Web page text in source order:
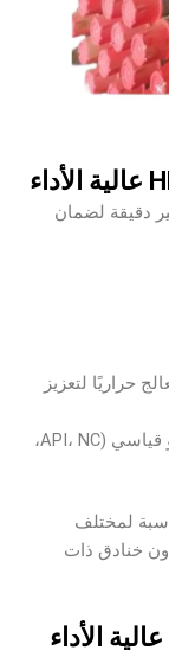
دقيقة لضمان
حراريًا لتعزيز
قلاوظ مخصص أو قياسي (API، NC،
لمختلف
خنادق ذات